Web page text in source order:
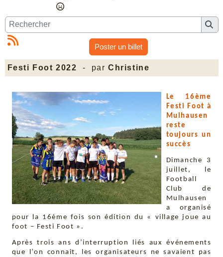
Poster un billet
Festi Foot 2022 - par Christine
Le 16ème
Festi Foot à
Mulhausen
reste
toujours un
succès
Dimanche 3
juillet, le
Football
Club de
Mulhausen
a organisé
pour la 16ème fois son édition du « village joue au
foot – Festi Foot ».
Après trois ans d’interruption liés aux événements
que l’on connait, les organisateurs ne savaient pas